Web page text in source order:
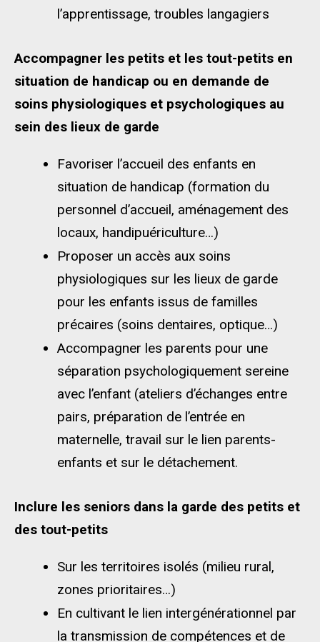
l’apprentissage, troubles langagiers
Accompagner les petits et les tout-petits en
situation de handicap ou en demande de
soins physiologiques et psychologiques au
sein des lieux de garde
Favoriser l’accueil des enfants en
situation de handicap (formation du
personnel d’accueil, aménagement des
locaux, handipuériculture…)
Proposer un accès aux soins
physiologiques sur les lieux de garde
pour les enfants issus de familles
précaires (soins dentaires, optique…)
Accompagner les parents pour une
séparation psychologiquement sereine
avec l’enfant (ateliers d’échanges entre
pairs, préparation de l’entrée en
maternelle, travail sur le lien parents-
enfants et sur le détachement.
Inclure les seniors dans la garde des petits et
des tout-petits
Sur les territoires isolés (milieu rural,
zones prioritaires…)
En cultivant le lien intergénérationnel par
la transmission de compétences et de